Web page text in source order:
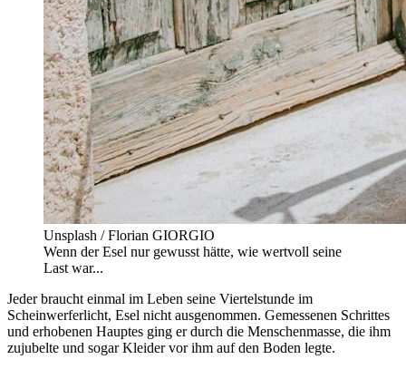
Unsplash / Florian GIORGIO
Wenn der Esel nur gewusst hätte, wie wertvoll seine
Last war...
Jeder braucht einmal im Leben seine Viertelstunde im
Scheinwerferlicht, Esel nicht ausgenommen. Gemessenen Schrittes
und erhobenen Hauptes ging er durch die Menschenmasse, die ihm
zujubelte und sogar Kleider vor ihm auf den Boden legte.